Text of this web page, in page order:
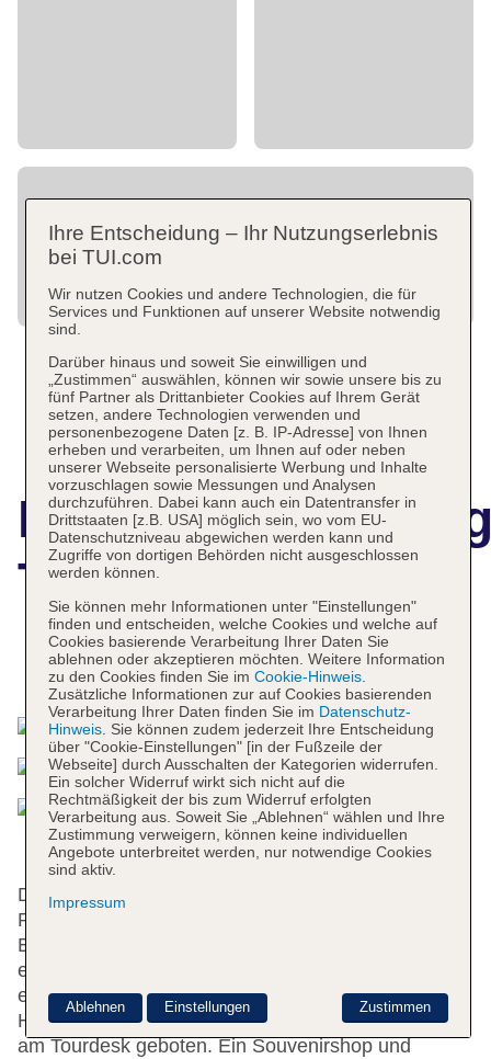
The Bale
Das bietet Ihre Unterkunft
Den Gästen stehen 29 Zimmer zur Verfügung. Die
Rezeption ist rund um die Uhr besetzt. Die
Einrichtung umfasst eine Gepäckaufbewahrung,
einen Safe und eine Wechselstube. Per WLAN
erhalten die Gäste Zugang zum Internet.
Hilfestellung bei der Buchung von Ausflügen wird
am Tourdesk geboten. Ein Souvenirshop und
Ihre Entscheidung – Ihr Nutzungserlebnis
bei TUI.com
Wir nutzen Cookies und andere Technologien, die für
Services und Funktionen auf unserer Website notwendig
sind.
Darüber hinaus und soweit Sie einwilligen und
„Zustimmen“ auswählen, können wir sowie unsere bis zu
fünf Partner als Drittanbieter Cookies auf Ihrem Gerät
setzen, andere Technologien verwenden und
personenbezogene Daten [z. B. IP-Adresse] von Ihnen
erheben und verarbeiten, um Ihnen auf oder neben
unserer Webseite personalisierte Werbung und Inhalte
vorzuschlagen sowie Messungen und Analysen
durchzuführen. Dabei kann auch ein Datentransfer in
Drittstaaten [z.B. USA] möglich sein, wo vom EU-
Datenschutzniveau abgewichen werden kann und
Zugriffe von dortigen Behörden nicht ausgeschlossen
werden können.
Sie können mehr Informationen unter "Einstellungen"
finden und entscheiden, welche Cookies und welche auf
Cookies basierende Verarbeitung Ihrer Daten Sie
ablehnen oder akzeptieren möchten. Weitere Information
zu den Cookies finden Sie im Cookie-Hinweis.
Zusätzliche Informationen zur auf Cookies basierenden
Verarbeitung Ihrer Daten finden Sie im Datenschutz-
Hinweis. Sie können zudem jederzeit Ihre Entscheidung
über "Cookie-Einstellungen" [in der Fußzeile der
Webseite] durch Ausschalten der Kategorien widerrufen.
Ein solcher Widerruf wirkt sich nicht auf die
Rechtmäßigkeit der bis zum Widerruf erfolgten
Verarbeitung aus. Soweit Sie „Ablehnen“ wählen und Ihre
Zustimmung verweigern, können keine individuellen
Angebote unterbreitet werden, nur notwendige Cookies
sind aktiv.
Impressum
Zustimmen
Ablehnen Einstellungen